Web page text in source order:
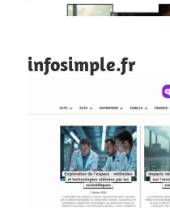
infosimple.fr